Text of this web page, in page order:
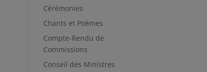
Cérémonies
Chants et Poèmes
Compte-Rendu de
Commissions
Conseil des Ministres